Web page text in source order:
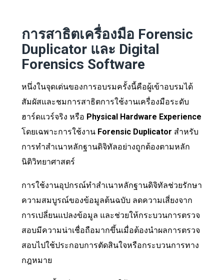
การสาธิตเครื่องมือ Forensic
Duplicator และ Digital
Forensics Software
หนึ่งในจุดเด่นของการอบรมครั้งนี้คือผู้เข้าอบรมได้
สัมผัสและชมการสาธิตการใช้งานเครื่องมือระดับ
ฮาร์ดแวร์จริง หรือ Physical Hardware Experience
โดยเฉพาะการใช้งาน Forensic Duplicator สำหรับ
การทำสำเนาหลักฐานดิจิทัลอย่างถูกต้องตามหลัก
นิติวิทยาศาสตร์
การใช้งานอุปกรณ์ทำสำเนาหลักฐานดิจิทัลช่วยรักษา
ความสมบูรณ์ของข้อมูลต้นฉบับ ลดความเสี่ยงจาก
การเปลี่ยนแปลงข้อมูล และช่วยให้กระบวนการตรวจ
สอบมีความน่าเชื่อถือมากขึ้นเมื่อต้องนำผลการตรวจ
สอบไปใช้ประกอบการตัดสินใจหรือกระบวนการทาง
กฎหมาย